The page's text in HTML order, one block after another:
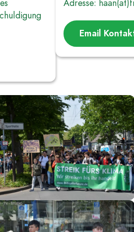
Adresse:
Email